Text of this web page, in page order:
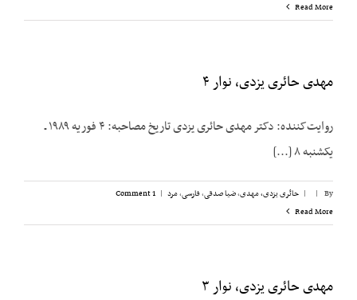
Read More
مهدی حائری یزدی، نوار ۴
روایت‌کننده: دکتر مهدی حائری یزدی تاریخ مصاحبه: ۴ فوریه ۱۹۸۹ ـ
یکشنبه ۸ [...]
By
|
| حائری یزدی، مهدی,ضیا صدقی,فارسی,مرد |
1 Comment
Read More
مهدی حائری یزدی، نوار ۳